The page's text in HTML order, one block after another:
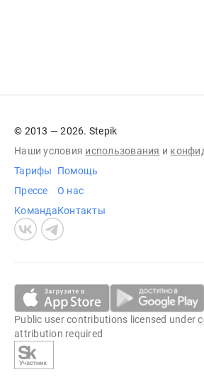
© 2013 — 2026. Stepik
Наши условия использования и
Тарифы
Прессе
Команда
Помощь
О нас
Контакты
Public user contributions licensed under
attribution required